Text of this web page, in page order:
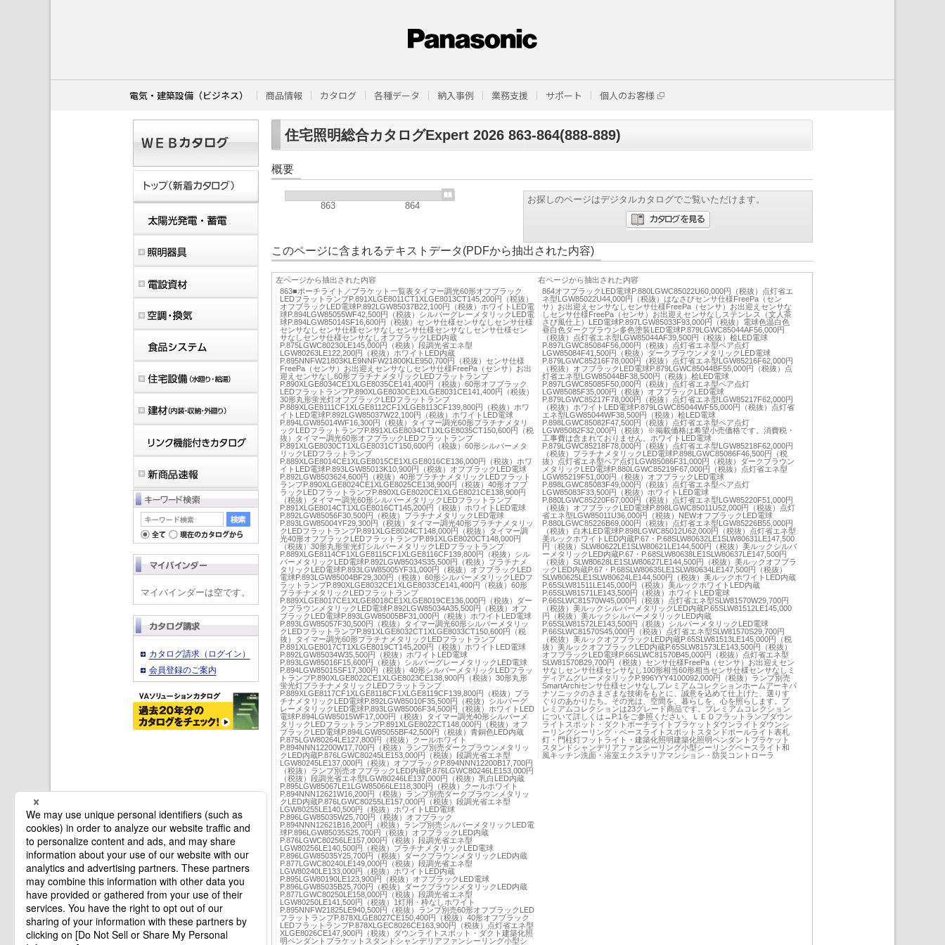
電気・建築設備（ビジネス） 商品情報 カタログ 各種データ 納入事例 業務支援 サポート 個人のお客様
住宅照明総合カタログExpert 2026 863-864(888-889)
概要
863 864
お探しのページはデジタルカタログでご覧いただけます。
このページに含まれるテキストデータ(PDFから抽出された内容)
左ページから抽出された内容
863■ポーチライト／ブラケット一覧表タイマー調光60形オフブラック
LEDフラットランプP.891XLGE8011CT1XLGE8013CT145,200円（税抜）
オフブラックLED電球P.892LGW85037B22,100円（税抜）ホワイトLED電
球P.894LGW85055WF42,500円（税抜）シルバーグレーメタリックLED電
球P.894LGW85014SF16,600円（税抜）センサ仕様センサなしセンサ仕様
センサなしセンサ仕様センサなしセンサ仕様センサなしセンサ仕様セン
サなしセンサ仕様センサなしオフブラックLED内蔵
P.875LGWC80230LE145,000円（税抜）段調光省エネ型
LGW80263LE122,200円（税抜）ホワイトLED内蔵
P.895NNFW21803KLE9NNFW21800KLE950,700円（税抜）センサ仕様
FreePa（センサ）お出迎えセンサなしセンサ仕様FreePa（センサ）お出
迎えセンサなし60形プラチナメタリックLEDフラットランプ
P.890XLGE8034CE1XLGE8035CE141,400円（税抜）60形オフブラック
LEDフラットランプP.890XLGE8030CE1XLGE8031CE141,400円（税抜）
30形丸形蛍光灯オフブラックLEDフラットランプ
P.889XLGE8111CF1XLGE8112CF1XLGE8113CF139,800円（税抜）ホワ
イトLED電球P.892LGW85037W22,100円（税抜）ホワイトLED電球
P.894LGW85014WF16,300円（税抜）タイマー調光60形プラチナメタリ
ックLEDフラットランプP.891XLGE8034CT1XLGE8035CT150,600円（税
抜）タイマー調光60形オフブラックLEDフラットランプ
P.891XLGE8030CT1XLGE8031CT150,600円（税抜）60形シルバーメタ
リックLEDフラットランプ
P.889XLGE8014CE1XLGE8015CE1XLGE8016CE136,000円（税抜）ホワ
イトLED電球P.893LGW85013K10,900円（税抜）オフブラックLED電球
P.892LGW8503624,600円（税抜）40形プラチナメタリックLEDフラット
ランプP.890XLGE8024CE1XLGE8025CE138,900円（税抜）40形オフブ
ラックLEDフラットランプP.890XLGE8020CE1XLGE8021CE138,900円
（税抜）タイマー調光60形シルバーメタリックLEDフラットランプ
P.891XLGE8014CT1XLGE8016CT145,200円（税抜）ホワイトLED電球
P.892LGW85056F30,500円（税抜）プラチナメタリックLED電球
P.893LGW85004YF29,300円（税抜）タイマー調光40形プラチナメタリッ
クLEDフラットランプP.891XLGE8024CT148,000円（税抜）タイマー調
光40形オフブラックLEDフラットランプP.891XLGE8020CT148,000円
（税抜）30形丸形蛍光灯シルバーメタリックLEDフラットランプ
P.889XLGE8114CF1XLGE8115CF1XLGE8116CF139,800円（税抜）シル
バーメタリックLED電球P.892LGW85034S35,500円（税抜）プラチナメ
タリックLED電球P.893LGW85005YF31,000円（税抜）オフブラックLED
電球P.893LGW85004BF29,300円（税抜）60形シルバーメタリックLEDフ
ラットランプP.890XLGE8032CE1XLGE8033CE141,400円（税抜）60形
プラチナメタリックLEDフラットランプ
P.889XLGE8017CE1XLGE8018CE1XLGE8019CE136,000円（税抜）ダー
クブラウンメタリックLED電球P.892LGW85034A35,500円（税抜）オフ
ブラックLED電球P.893LGW85005BF31,000円（税抜）ホワイトLED電球
P.893LGW85057F30,500円（税抜）タイマー調光60形シルバーメタリッ
クLEDフラットランプP.891XLGE8032CT1XLGE8033CT150,600円（税
抜）タイマー調光60形プラチナメタリックLEDフラットランプ
P.891XLGE8017CT1XLGE8019CT145,200円（税抜）ホワイトLED電球
P.892LGW85034W35,500円（税抜）ホワイトLED電球
P.893LGW85016F15,600円（税抜）シルバーグレーメタリックLED電球
P.894LGW85015SF17,300円（税抜）40形シルバーメタリックLEDフラッ
トランプP.890XLGE8022CE1XLGE8023CE138,900円（税抜）30形丸形
蛍光灯プラチナメタリックLEDフラットランプ
P.889XLGE8117CF1XLGE8118CF1XLGE8119CF139,800円（税抜）プラ
チナメタリックLED電球P.892LGW85010F35,500円（税抜）シルバーグ
レーメタリックLED電球P.893LGW85006F34,500円（税抜）ホワイトLED
電球P.894LGW85015WF17,000円（税抜）タイマー調光40形シルバーメ
タリックLEDフラットランプP.891XLGE8022CT148,000円（税抜）オフ
ブラックLED電球P.894LGW85055BF42,500円（税抜）青銅色LED内蔵
P.875LGW80264LE127,800円（税抜）クールホワイト
P.894NNN12200W17,700円（税抜）ランプ別売ダークブラウンメタリッ
クLED内蔵P.876LGWC80245LE153,000円（税抜）段調光省エネ型
LGW80245LE137,000円（税抜）オフブラックP.894NNN12200B17,700円
（税抜）ランプ別売オフブラックLED内蔵P.876LGWC80246LE153,000円
（税抜）段調光省エネ型LGW80246LE137,000円（税抜）乳白LED内蔵
P.895LGW85067LE1LGW85066LE118,300円（税抜）クールホワイト
P.894NNN12621W16,200円（税抜）ランプ別売ダークブラウンメタリッ
クLED内蔵P.876LGWC80255LE157,000円（税抜）段調光省エネ型
LGW80255LE140,500円（税抜）ホワイトLED電球
P.896LGW85035W25,700円（税抜）オフブラック
P.894NNN12621B16,200円（税抜）ランプ別売シルバーメタリックLED電
球P.896LGW85035S25,700円（税抜）オフブラックLED内蔵
P.876LGWC80256LE157,000円（税抜）段調光省エネ型
LGW80256LE140,500円（税抜）プラチナメタリックLED電球
P.896LGW85035Y25,700円（税抜）ダークブラウンメタリックLED内蔵
P.877LGWC80240LE149,000円（税抜）段調光省エネ型
LGW80240LE133,000円（税抜）ホワイトLED内蔵
P.895LGW80190LE123,900円（税抜）オフブラックLED電球
P.896LGW85035B25,700円（税抜）ダークブラウンメタリックLED内蔵
P.877LGWC80250LE158,000円（税抜）段調光省エネ型
LGW80250LE141,500円（税抜）1灯用・枠なしホワイト
P.895NNFW21825LE940,500円（税抜）ランプ別売60形オフブラックLED
フラットランプP.878XLGE8027CE150,400円（税抜）40形オフブラック
LEDフラットランプP.878XLGEC8026CE163,900円（税抜）点灯省エネ型
XLGE8026CE147,900円（税抜）ダウンライトスポット・ダクト建築化照
明ペンダントブラケットスタンドシャンデリアファンシーリング小型シ
右ページから抽出された内容
864オフブラックLED電球P.880LGWC85022U60,000円（税抜）点灯省エ
ネ型LGW85022U44,000円（税抜）はなさびセンサ仕様FreePa（セン
サ）お出迎えセンサなしセンサ仕様FreePa（センサ）お出迎えセンサな
しセンサ仕様FreePa（センサ）お出迎えセンサなしステンレス（文人茶
さび風仕上）LED電球P.897LGW85033F93,000円（税抜）電球色温白色
昼白色ダークブラウン多色塗装LED電球P.879LGWC85044AF56,000円
（税抜）点灯省エネ型LGW85044AF39,500円（税抜）桧LED電球
P.897LGWC85084F56,000円（税抜）点灯省エネ型ペア点灯
LGW85084F41,500円（税抜）ダークブラウンメタリックLED電球
P.879LGWC85216F78,000円（税抜）点灯省エネ型LGW85216F62,000円
（税抜）オフブラックLED電球P.879LGWC85044BF55,000円（税抜）点
灯省エネ型LGW85044BF38,500円（税抜）桧LED電球
P.897LGWC85085F50,000円（税抜）点灯省エネ型ペア点灯
LGW85085F35,000円（税抜）オフブラックLED電球
P.879LGWC85217F78,000円（税抜）点灯省エネ型LGW85217F62,000円
（税抜）ホワイトLED電球P.879LGWC85044WF55,000円（税抜）点灯省
エネ型LGW85044WF38,500円（税抜）桧LED電球
P.898LGWC85082F47,500円（税抜）点灯省エネ型ペア点灯
LGW85082F32,000円（税抜）※掲載価格は希望小売価格です。消費税・
工事費は含まれておりません。ホワイトLED電球
P.879LGWC85218F78,000円（税抜）点灯省エネ型LGW85218F62,000円
（税抜）プラチナメタリックLED電球P.898LGWC85086F46,500円（税
抜）点灯省エネ型ペア点灯LGW85086F31,000円（税抜）ダークブラウン
メタリックLED電球P.880LGWC85219F67,000円（税抜）点灯省エネ型
LGW85219F51,000円（税抜）オフブラックLED電球
P.898LGWC85083F49,000円（税抜）点灯省エネ型ペア点灯
LGW85083F33,500円（税抜）ホワイトLED電球
P.880LGWC85220F67,000円（税抜）点灯省エネ型LGW85220F51,000円
（税抜）オフブラックLED電球P.898LGWC85011U52,000円（税抜）点灯
省エネ型LGW85011U36,000円（税抜）NEWオフブラックLED電球
P.880LGWC85226B69,000円（税抜）点灯省エネ型LGW85226B55,000円
（税抜）白木LED電球P.898LGWC85012U62,000円（税抜）点灯省エネ型
美ルックホワイトLED内蔵P.67・P.68SLW80632LE1SLW80631LE147,500
円（税抜）SLW80622LE1SLW80621LE144,500円（税抜）美ルックシルバ
ーメタリックLED内蔵P.67・P.68SLW80638LE1SLW80637LE147,500円
（税抜）SLW80628LE1SLW80627LE144,500円（税抜）美ルックオフブラ
ックLED内蔵P.67・P.68SLW80635LE1SLW80634LE147,500円（税抜）
SLW80625LE1SLW80624LE144,500円（税抜）美ルックホワイトLED内蔵
P.65SLW81511LE145,000円（税抜）美ルックホワイトLED内蔵
P.65SLW81571LE143,500円（税抜）ホワイトLED電球
P.66SLWC81570W45,000円（税抜）点灯省エネ型SLW81570W29,700円
（税抜）美ルックシルバーメタリックLED内蔵P.65SLW81512LE145,000
円（税抜）美ルックシルバーメタリックLED内蔵
P.65SLW81572LE143,500円（税抜）シルバーメタリックLED電球
P.66SLWC81570S45,000円（税抜）点灯省エネ型SLW81570S29,700円
（税抜）美ルックオフブラックLED内蔵P.65SLW81513LE145,000円（税
抜）美ルックオフブラックLED内蔵P.65SLW81573LE143,500円（税抜）
オフブラックLED電球P.66SLWC81570B45,000円（税抜）点灯省エネ型
SLW81570B29,700円（税抜）センサ仕様FreePa（センサ）お出迎えセン
サなしセンサ仕様センサなし100形相当60形相当センサ仕様センサなしミ
ディアムグレーメタリックP.996YYY4100092,000円（税抜）ランプ別売
SmartArchiセンサ仕様センサなしプレミアムコレクションホームアーキパ
ナソニックのさまざまな技術をもとに、誠意を込めて仕上げた、選りす
ぐりのあかりたち。その光は、空間を、暮らしを、心を照らします。プ
レミアムコレクションは23グレード商品です。プレミアムコレクション
について詳しくは→P.1をご参照ください。ＬＥＤフラットランプダウン
ライトスポット・ダクトポーチライトブラケットダウンライトダウンシ
ーリングシーリング・ベースライトスポットスタンドポールライト表札
灯・門柱灯フットライト・建築化照明建築化照明ペンダントブラケット
スタンドシャンデリアファンシーリング小型シーリングベースライト和
風キッチン洗面・浴室エクステリアマンション・防災コントローラ
マイバインダーは空です。
カタログ請求（ログイン）
会員登録のご案内